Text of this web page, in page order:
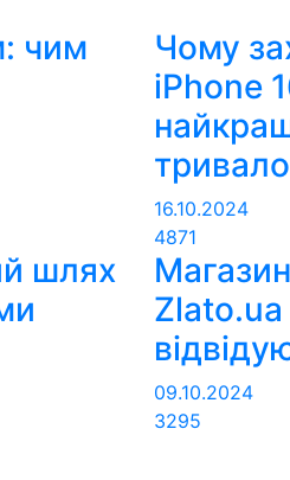
чим
Чому
iPhone
16.10.2024
4871
шлях
Zlato.ua
09.10.2024
3295